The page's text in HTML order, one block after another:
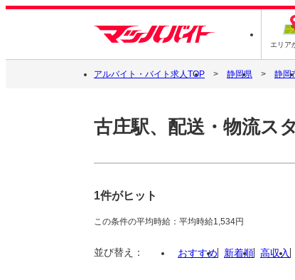
エリア
アルバイト・バイト求人TOP 静岡県 静岡
古庄駅、配送・物流ス
1件がヒット
この条件の平均時給：平均時給1,534円
並び替え： おすすめ 新着順 高収入